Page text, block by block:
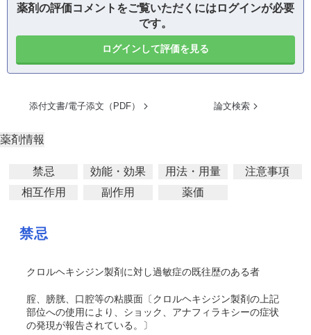
薬剤の評価コメントをご覧いただくにはログインが必要
です。
ログインして評価を見る
添付文書/電子添文（PDF） 論文検索
薬剤情報
禁忌 効能・効果 用法・用量
注意事項
相互作用
副作用 薬価
禁忌
クロルヘキシジン製剤に対し過敏症の既往歴のある者
腟、膀胱、口腔等の粘膜面〔クロルヘキシジン製剤の上記
部位への使用により、ショック
、アナフィラキシーの症状
の発現が報告されている。〕